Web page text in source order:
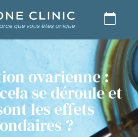
ovarienne :
se déroule et
les effets
?